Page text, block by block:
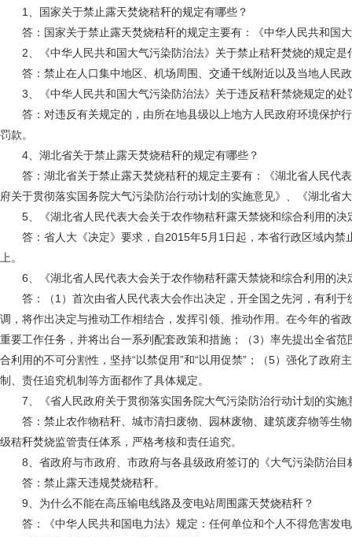
1、国家关于禁止露天焚烧秸秆的规定有哪些？
答：国家关于禁止露天焚烧秸秆的规定主要有：《中华人民共和国
2、《中华人民共和国大气污染防治法》关于禁止秸秆焚烧的规定是
答：禁止在人口集中地区、机场周围、交通干线附近以及当地人民
3、《中华人民共和国大气污染防治法》关于违反秸秆禁烧规定的处
答：对违反有关规定的，由所在地县级以上地方人民政府环境保护
罚款。
4、湖北省关于禁止露天焚烧秸秆的规定有哪些？
答：湖北省关于禁止露天焚烧秸秆的规定主要有：《湖北省人民代
府关于贯彻落实国务院大气污染防治行动计划的实施意见》、《湖北省
5、《湖北省人民代表大会关于农作物秸秆露天禁烧和综合利用的决
答：省人大《决定》要求，自2015年5月1日起，本省行政区域内禁
上。
6、《湖北省人民代表大会关于农作物秸秆露天禁烧和综合利用的决
答：（1）首次由省人民代表大会作出决定，开全国之先河，有利于
调，将作出决定与推动工作相结合，发挥引领、推动作用。在今年的省
重要工作任务，并将出台一系列配套政策和措施；（3）率先提出全省
合利用的不可分割性，坚持“以禁促用”和“以用促禁”；（5）强化了政
制、责任追究机制等方面都作了具体规定。
7、《省人民政府关于贯彻落实国务院大气污染防治行动计划的实施
答：禁止农作物秸秆、城市清扫废物、园林废物、建筑废弃物等生
级秸秆焚烧监管责任体系，严格考核和责任追究。
8、省政府与市政府、市政府与各县级政府签订的《大气污染防治目
答：禁止露天违规焚烧秸秆。
9、为什么不能在高压输电线路及变电站周围露天焚烧秸秆？
答：《中华人民共和国电力法》规定：任何单位和个人不得危害发